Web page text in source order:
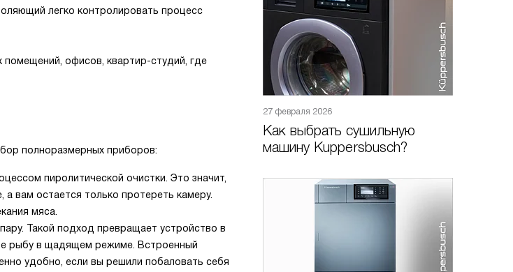
легко контролировать процесс
офисов, квартир-студий, где
полноразмерных приборов:
пиролитической очистки. Это значит,
вам остается только протереть камеру.
мяса.
Такой подход превращает устройство в
рыбу в щадящем режиме. Встроенный
удобно, если вы решили побаловать себя
27 февраля 2026
Как выбрать сушильную
машину Kuppersbusch?